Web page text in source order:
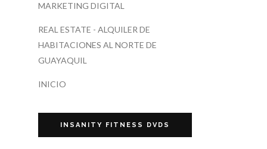
MARKETING DIGITAL
REAL ESTATE - ALQUILER DE
HABITACIONES AL NORTE DE
GUAYAQUIL
INICIO
INSANITY FITNESS DVDS